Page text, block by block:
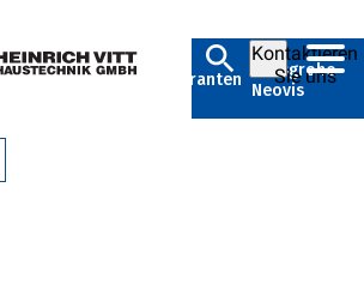
Kontaktieren
Sie uns
Unsere
Markenlieferanten
hansgrohe
Neovis